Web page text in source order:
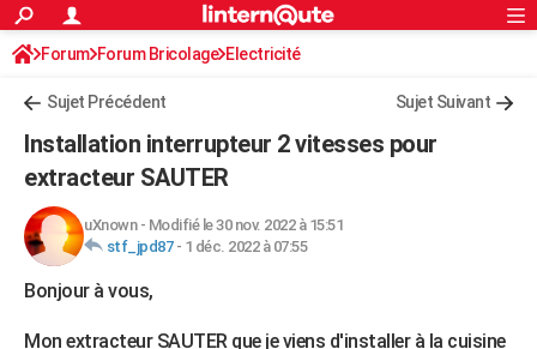
ACTUALITÉS
Politique
Société
Faits Divers
Education
Monde
Villes
+
Programme TV
Streaming
Cinéma
Sorties cinéma
Musique
FINANCE
Retraite
Impôts
Epargne
Immobilier
Risques naturels par ville
Banque
Assurance
Crédit
AUTO
Essais
Réserver un essai
Citadines
Berlines
SUV
Forum auto
HIGH-TECH
S'inscrire
Connexion
Forum Forum Bricolage Electricité
Sujet Précédent Sujet Suivant
Installation interrupteur 2 vitesses pour
extracteur SAUTER
uXnown- Modifié le 30 nov. 2022 à 15:51
stf_jpd87- 1 déc. 2022 à 07:55
Bonjour à vous,
Mon extracteur SAUTER que je viens d'installer à la cuisine